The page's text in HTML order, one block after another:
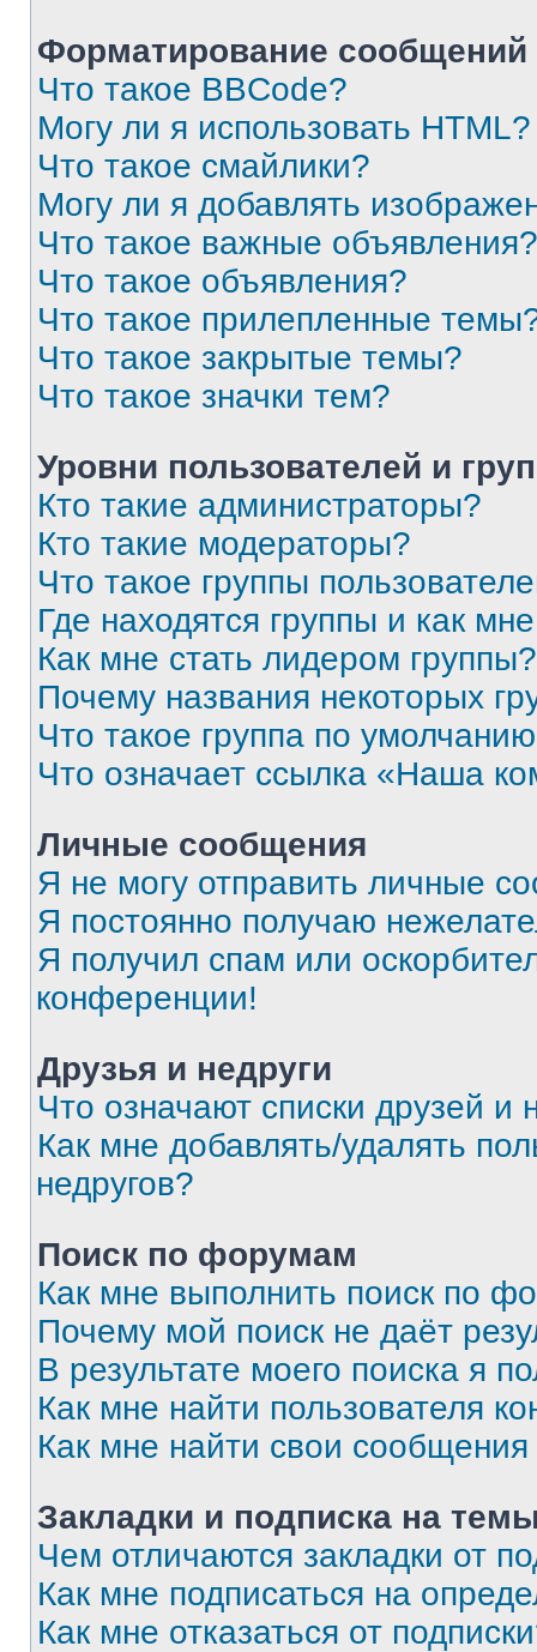
Форматирование
Что такое BBCode?
Могу ли я использовать HTML?
Что такое смайлики?
Могу ли я добавлять
Что такое важные объявления?
Что такое объявления?
Что такое прилепленные
Что такое закрытые темы?
Что такое значки тем?
Уровни пользователей и
Кто такие администраторы?
Кто такие модераторы?
Что такое группы
Где находятся группы и как
Как мне стать лидером группы?
Почему названия некоторых
Что такое группа по
Что означает ссылка «Наша
Личные сообщения
Я не могу отправить личные
Я постоянно получаю
Я получил спам или
конференции!
Друзья и недруги
Что означают списки друзей и
Как мне добавлять/удалять
недругов?
Поиск по форумам
Как мне выполнить поиск по
Почему мой поиск не даёт
В результате моего поиска я
Как мне найти пользователя
Как мне найти свои
Закладки и подписка на
Чем отличаются закладки от
Как мне подписаться на
Как мне отказаться от